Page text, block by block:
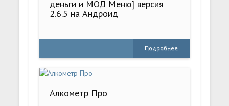
деньги и МОД Меню] версия
2.6.5 на Андроид
Подробнее
Алкометр Про